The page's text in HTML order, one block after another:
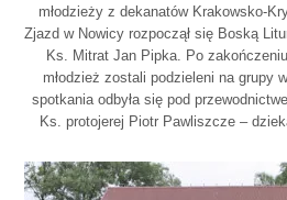
młodzieży z dekanatów Krakowsko-
Zjazd w Nowicy rozpoczął się Boską
Ks. Mitrat Jan Pipka. Po
młodzież zostali podzieleni na grupy
spotkania odbyła się pod
Ks. protojerej Piotr Pawliszcze –